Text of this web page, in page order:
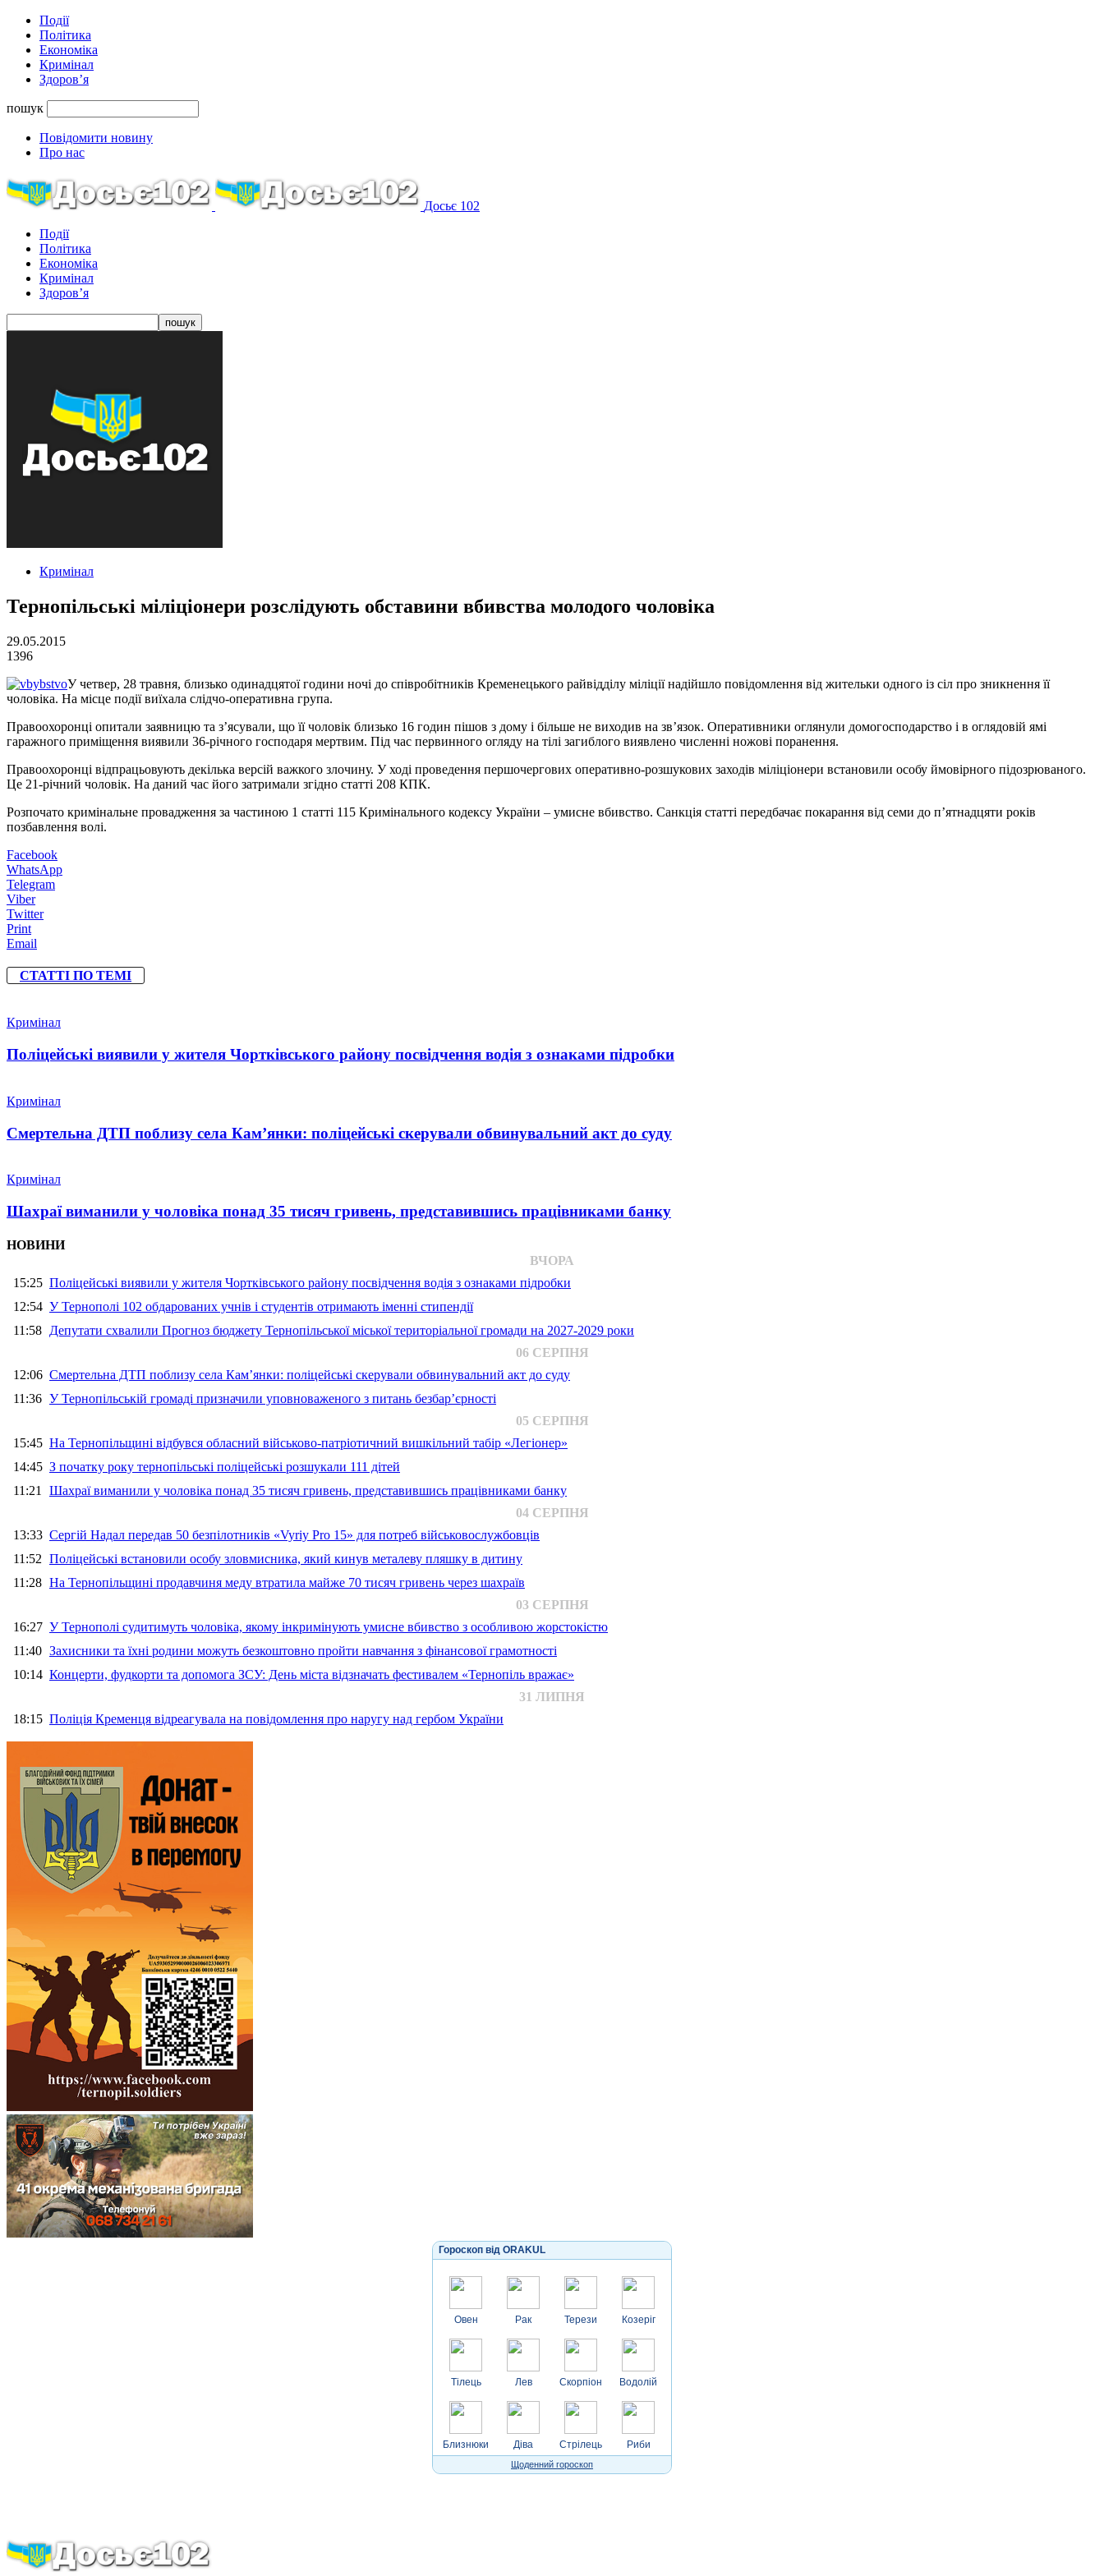
Події
Політика
Економіка
Кримінал
Здоров’я
пошук
Повідомити новину
Про нас
Досьє 102
Події
Політика
Економіка
Кримінал
Здоров’я
Кримінал
Тернопільські міліціонери розслідують обставини вбивства молодого чоловіка
29.05.2015
1396
У четвер, 28 травня, близько одинадцятої години ночі до співробітників Кременецького райвідділу міліції надійшло повідомлення від жительки одного із сіл про зникнення її
чоловіка. На місце події виїхала слідчо-оперативна група.
Правоохоронці опитали заявницю та з’ясували, що її чоловік близько 16 годин пішов з дому і більше не виходив на зв’язок. Оперативники оглянули домогосподарство і в оглядовій ямі
гаражного приміщення виявили 36-річного господаря мертвим. Під час первинного огляду на тілі загиблого виявлено численні ножові поранення.
Правоохоронці відпрацьовують декілька версій важкого злочину. У ході проведення першочергових оперативно-розшукових заходів міліціонери встановили особу ймовірного підозрюваного.
Це 21-річний чоловік. На даний час його затримали згідно статті 208 КПК.
Розпочато кримінальне провадження за частиною 1 статті 115 Кримінального кодексу України – умисне вбивство. Санкція статті передбачає покарання від семи до п’ятнадцяти років
позбавлення волі.
Facebook
WhatsApp
Telegram
Viber
Twitter
Print
Email
СТАТТІ ПО ТЕМІ
Кримінал
Поліцейські виявили у жителя Чортківського району посвідчення водія з ознаками підробки
Кримінал
Смертельна ДТП поблизу села Кам’янки: поліцейські скерували обвинувальний акт до суду
Кримінал
Шахраї виманили у чоловіка понад 35 тисяч гривень, представившись працівниками банку
НОВИНИ
ВЧОРА
15:25 Поліцейські виявили у жителя Чортківського району посвідчення водія з ознаками підробки
12:54 У Тернополі 102 обдарованих учнів і студентів отримають іменні стипендії
11:58 Депутати схвалили Прогноз бюджету Тернопільської міської територіальної громади на 2027-2029 роки
06 СЕРПНЯ
12:06 Смертельна ДТП поблизу села Кам’янки: поліцейські скерували обвинувальний акт до суду
11:36 У Тернопільській громаді призначили уповноваженого з питань безбар’єрності
05 СЕРПНЯ
15:45 На Тернопільщині відбувся обласний військово-патріотичний вишкільний табір «Легіонер»
14:45 З початку року тернопільські поліцейські розшукали 111 дітей
11:21 Шахраї виманили у чоловіка понад 35 тисяч гривень, представившись працівниками банку
04 СЕРПНЯ
13:33 Сергій Надал передав 50 безпілотників «Vyriy Pro 15» для потреб військовослужбовців
11:52 Поліцейські встановили особу зловмисника, який кинув металеву пляшку в дитину
11:28 На Тернопільщині продавчиня меду втратила майже 70 тисяч гривень через шахраїв
03 СЕРПНЯ
16:27 У Тернополі судитимуть чоловіка, якому інкримінують умисне вбивство з особливою жорстокістю
11:40 Захисники та їхні родини можуть безкоштовно пройти навчання з фінансової грамотності
10:14 Концерти, фудкорти та допомога ЗСУ: День міста відзначать фестивалем «Тернопіль вражає»
31 ЛИПНЯ
18:15 Поліція Кременця відреагувала на повідомлення про наругу над гербом України
Гороскоп від ORAKUL
Овен
Тілець
Близнюки
Рак
Лев
Діва
Терези
Скорпіон
Стрілець
Козеріг
Водолій
Риби
Щоденний гороскоп